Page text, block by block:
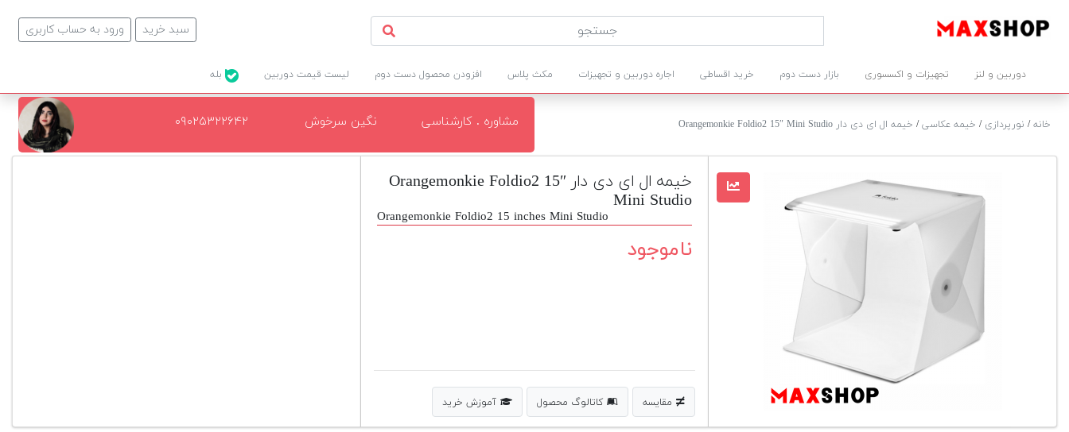
ورود به حساب کاربری سبد خرید
دوربین و لنز تجهیزات و اکسسوری بازار دست دوم خرید اقساطی اجاره دوربین و تجهیزات مکث پلاس افزودن محصول دست دوم لیست قیمت دوربین
خانه/ نورپردازی / خیمه عکاسی/ خیمه ال ای دی دار Orangemonkie Foldio2 15″ Mini Studio مشاوره . کارشناسی نگین سرخوش ۰۹۰۲۵۳۲۲۶۴۲
خیمه ال ای دی دار Orangemonkie Foldio2 15″
Mini Studio
Orangemonkie Foldio2 15 inches Mini Studio
ناموجود
مقایسه کاتالوگ محصول آموزش خرید